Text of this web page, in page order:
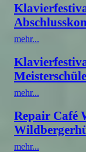
mehr...
mehr...
Repair Café
mehr...